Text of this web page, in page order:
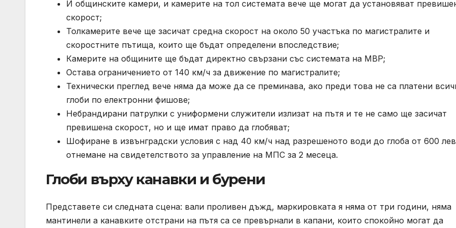
И общинските камери, и камерите на тол системата вече ще могат да установяват
скорост;
Толкамерите вече ще засичат средна скорост на около 50 участъка по магистралите и
скоростните пътища, които ще бъдат определени впоследствие;
Камерите на общините ще бъдат директно свързани със системата на МВР;
Остава ограничението от 140 км/ч за движение по магистралите;
Технически преглед вече няма да може да се преминава, ако преди това не са платени
глоби по електронни фишове;
Небрандирани патрулки с униформени служители излизат на пътя и те не само ще засичат
превишена скорост, но и ще имат право да глобяват;
Шофиране в извънградски условия с над 40 км/ч над разрешеното води до глоба от 600
отнемане на свидетелството за управление на МПС за 2 месеца.
Глоби върху канавки и бурени
Представете си следната сцена: вали проливен дъжд, маркировката я няма от три години, няма
мантинели а канавките отстрани на пътя са се превърнали в капани, които спокойно могат да